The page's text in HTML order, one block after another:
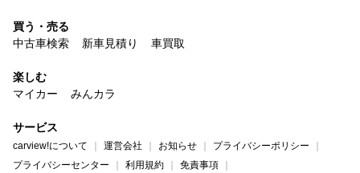
買う・売る
中古車検索
新車見積り 車買取
楽しむ
マイカー
みんカラ
サービス
carview!について 運営会社 お知らせ
プライバシーポリシー
プライバシーセンター
利用規約 免責事項